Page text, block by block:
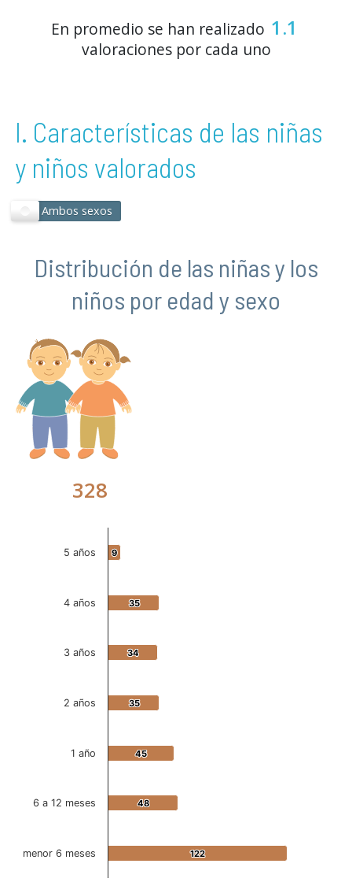
En promedio se han realizado 1.1
valoraciones por cada uno
I. Características de las niñas
y niños valorados
Distribución de las niñas y los
niños por edad y sexo
328
122
122
48
48
45
45
35
35
34
34
35
35
9
9
menor 6 meses
6 a 12 meses
1 año
2 años
3 años
4 años
5 años